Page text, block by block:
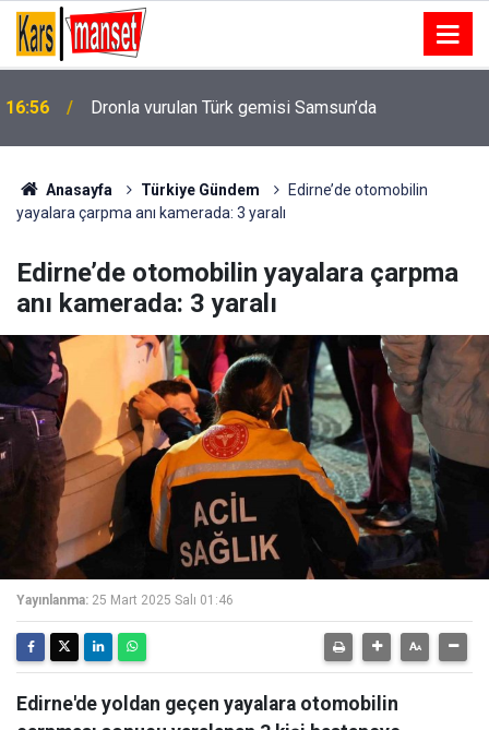
16:54
desteği
Anasayfa Türkiye Gündem
Edirne’de otomobilin
yayalara çarpma anı kamerada: 3 yaralı
Edirne’de otomobilin yayalara çarpma
anı kamerada: 3 yaralı
Yayınlanma: 25 Mart 2025 Salı 01:46
Edirne'de yoldan geçen yayalara otomobilin